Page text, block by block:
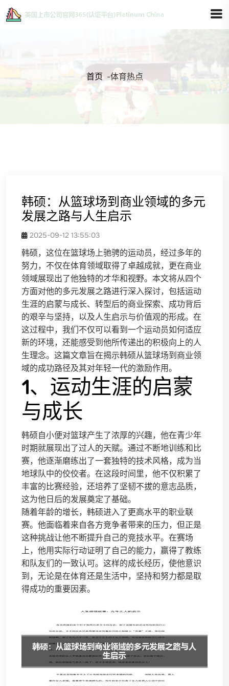
首页 -体育热点
韩硕：从篮球场到商业领域的多元
发展之路与人生启示
2025-09-12 13:55:03
韩硕，这位在篮球场上驰骋的运动员，经过多年的
努力，不仅在体育领域取得了卓越成就，更在商业
领域展现出了他独特的才华和视野。本文将从四个
方面对他的多元发展之路进行深入探讨，包括运动
生涯的启蒙与成长、转型后的商业探索、成功背后
的艰辛与坚持，以及人生启示与价值观的形成。在
这过程中，我们不仅可以看到一个运动员如何适应
新的环境，还能感受到他所传递出的积极向上的人
生理念。这篇文章旨在揭示韩硕从篮球场到商业领
域的成功路径及其对年轻一代的激励作用。
1、运动生涯的启蒙
与成长
韩硕自小便对篮球产生了浓厚的兴趣，他在青少年
时期就展现出了过人的天赋。通过不断地训练和比
赛，他逐渐磨练出了一套独特的技术风格，成为当
地球队中的佼佼者。在这段时间里，他不仅积累了
丰富的比赛经验，还培养了坚韧不拔的意志品质，
这为他日后的发展奠定了基础。
随着年龄的增长，韩硕进入了更高水平的职业联
赛。他面临着来自各方竞争者带来的压力，但正是
这种挑战让他不断提升自己的竞技水平。在赛场
上，他用实际行动证明了自己的能力，赢得了教练
和队友们的一致认可。这样的成长经历，使他意识
到，无论是在体育还是生活中，坚持和努力都是取
得成功的重要因素。